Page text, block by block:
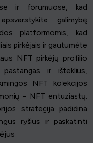
ir forumuose, kad
galimybę
platformomis, kad
pirkėjais ir gautumėte
NFT pirkėjų profilio
ir išteklius,
NFT kolekcijos
- NFT entuziastų.
strategija padidina
ryšius ir paskatinti